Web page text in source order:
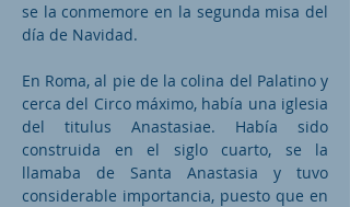
se la conmemore en la segunda misa del
día de Navidad.
En Roma, al pie de la colina del Palatino y
cerca del Circo máximo, había una iglesia
del titulus Anastasiae. Había sido
construida en el siglo cuarto, se la
llamaba de Santa Anastasia y tuvo
considerable importancia, puesto que en